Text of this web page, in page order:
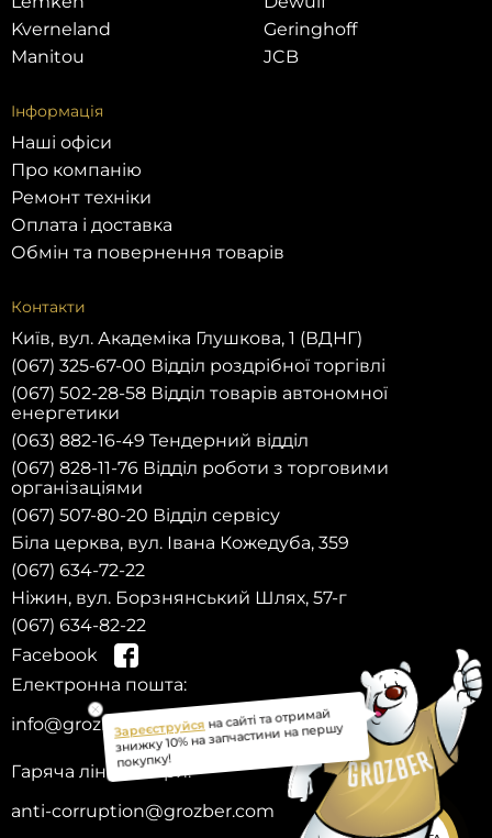
Kverneland
Manitou
Geringhoff
JCB
Інформація
Наші офіси
Про компанію
Ремонт техніки
Оплата і доставка
Обмін та повернення товарів
Контакти
Київ, вул. Академіка Глушкова, 1 (ВДНГ)
(067) 325-67-00 Відділ роздрібної торгівлі
(067) 502-28-58 Відділ товарів автономної
енергетики
(063) 882-16-49 Тендерний відділ
(067) 828-11-76 Відділ роботи з торговими
організаціями
(067) 507-80-20 Відділ сервісу
Біла церква, вул. Івана Кожедуба, 359
(067) 634-72-22
Ніжин, вул. Борзнянський Шлях, 57-г
(067) 634-82-22
Facebook
Електронна пошта:
info@grozber.com
Гаряча лінія довіри:
anti-corruption@grozber.com
Зареєструйсяна сайті та отримай
знижку 10% на запчастини на першу
покупку!